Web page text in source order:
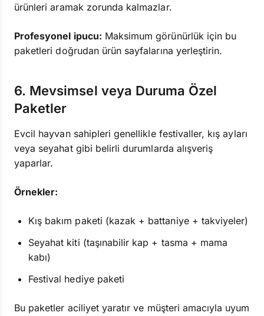
ürünleri aramak zorunda kalmazlar.
Profesyonel ipucu: Maksimum görünürlük için bu
paketleri doğrudan ürün sayfalarına yerleştirin.
6. Mevsimsel veya Duruma Özel
Paketler
Evcil hayvan sahipleri genellikle festivaller, kış ayları
veya seyahat gibi belirli durumlarda alışveriş
yaparlar.
Örnekler:
Kış bakım paketi (kazak + battaniye + takviyeler)
Seyahat kiti (taşınabilir kap + tasma + mama
kabı)
Festival hediye paketi
Bu paketler aciliyet yaratır ve müşteri amacıyla uyum